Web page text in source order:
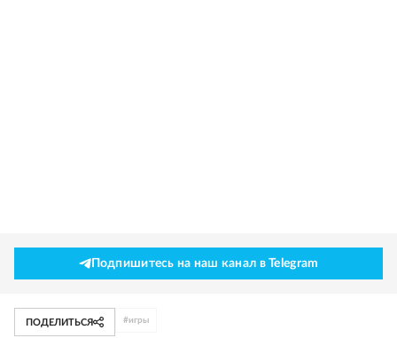
Подпишитесь на наш канал в Telegram
ПОДЕЛИТЬСЯ #игры